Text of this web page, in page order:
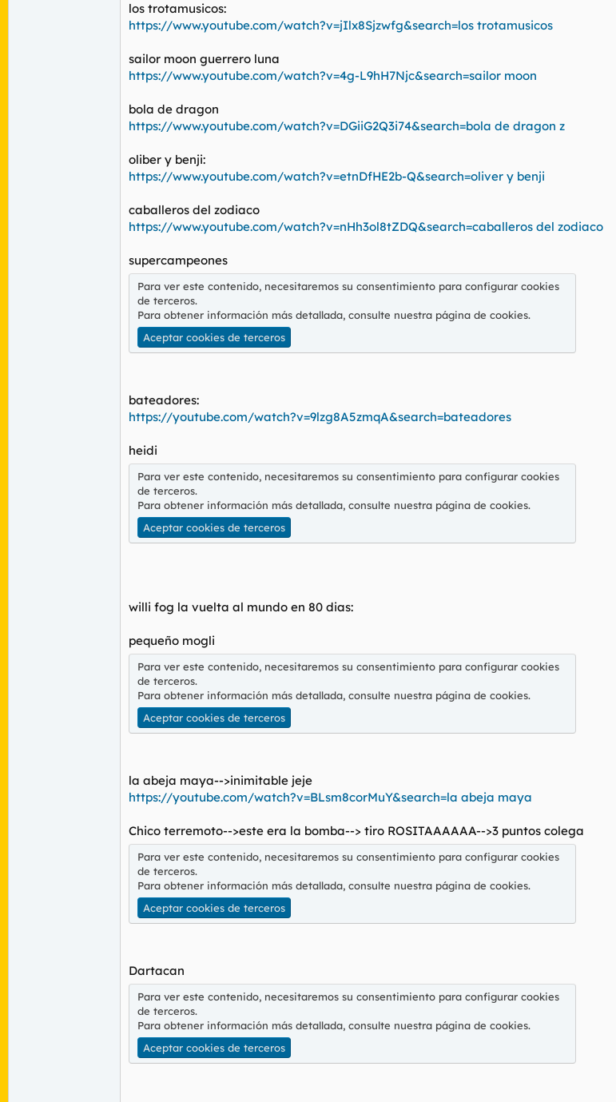
los trotamusicos:
https://www.youtube.com/watch?v=jIlx8Sjzwfg&search=los trotamusicos
sailor moon guerrero luna
https://www.youtube.com/watch?v=4g-L9hH7Njc&search=sailor moon
bola de dragon
https://www.youtube.com/watch?v=DGiiG2Q3i74&search=bola de dragon z
oliber y benji:
https://www.youtube.com/watch?v=etnDfHE2b-Q&search=oliver y benji
caballeros del zodiaco
https://www.youtube.com/watch?v=nHh3ol8tZDQ&search=caballeros del zodiaco
supercampeones
Para ver este contenido, necesitaremos su consentimiento para configurar cookies
de terceros.
Para obtener información más detallada, consulte nuestra página de cookies.
Aceptar cookies de terceros
bateadores:
https://youtube.com/watch?v=9lzg8A5zmqA&search=bateadores
heidi
Para ver este contenido, necesitaremos su consentimiento para configurar cookies
de terceros.
Para obtener información más detallada, consulte nuestra página de cookies.
Aceptar cookies de terceros
willi fog la vuelta al mundo en 80 dias:
pequeño mogli
Para ver este contenido, necesitaremos su consentimiento para configurar cookies
de terceros.
Para obtener información más detallada, consulte nuestra página de cookies.
Aceptar cookies de terceros
la abeja maya-->inimitable jeje
https://youtube.com/watch?v=BLsm8corMuY&search=la abeja maya
Chico terremoto-->este era la bomba--> tiro ROSITAAAAAA-->3 puntos colega
Para ver este contenido, necesitaremos su consentimiento para configurar cookies
de terceros.
Para obtener información más detallada, consulte nuestra página de cookies.
Aceptar cookies de terceros
Dartacan
Para ver este contenido, necesitaremos su consentimiento para configurar cookies
de terceros.
Para obtener información más detallada, consulte nuestra página de cookies.
Aceptar cookies de terceros